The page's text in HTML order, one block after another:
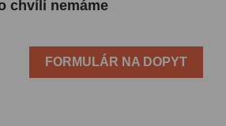
chvíli nemáme
FORMULÁR NA DOPYT